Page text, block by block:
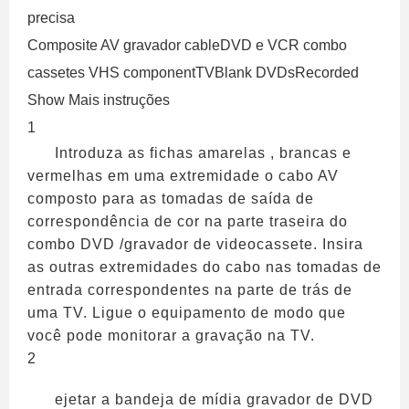
precisa
Composite AV gravador cableDVD e VCR combo
cassetes VHS componentTVBlank DVDsRecorded
Show Mais instruções
1
Introduza as fichas amarelas , brancas e
vermelhas em uma extremidade o cabo AV
composto para as tomadas de saída de
correspondência de cor na parte traseira do
combo DVD /gravador de videocassete. Insira
as outras extremidades do cabo nas tomadas de
entrada correspondentes na parte de trás de
uma TV. Ligue o equipamento de modo que
você pode monitorar a gravação na TV.
2
ejetar a bandeja de mídia gravador de DVD